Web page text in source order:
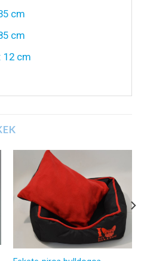
cm
cm
12 cm